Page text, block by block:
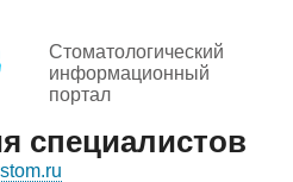
Стоматологический
информационный
портал
специалистов